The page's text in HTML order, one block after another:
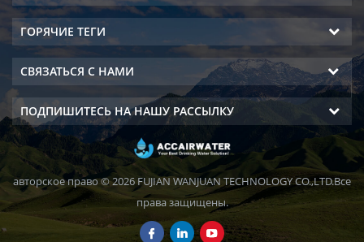
ГОРЯЧИЕ ТЕГИ
СВЯЗАТЬСЯ С НАМИ
ПОДПИШИТЕСЬ НА НАШУ РАССЫЛКУ
авторское право © 2026 FUJIAN WANJUAN TECHNOLOGY CO.,LTD.Все
права защищены.